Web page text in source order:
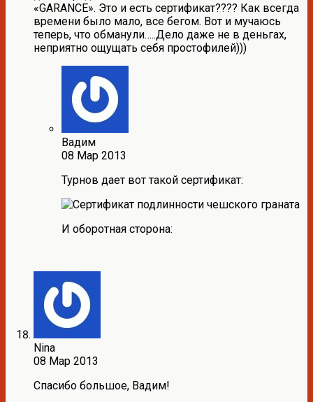
«GARANCE». Это и есть сертификат???? Как всегда
времени было мало, все бегом. Вот и мучаюсь
теперь, что обманули…..Дело даже не в деньгах,
неприятно ощущать себя простофилей)))
Вадим
08 Мар 2013
Турнов дает вот такой сертификат:
И оборотная сторона:
Nina
08 Мар 2013
Спасибо большое, Вадим!